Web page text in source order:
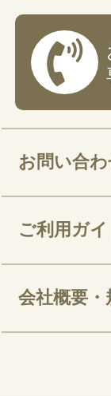
お問い合
ご利用ガイ
会社概要・